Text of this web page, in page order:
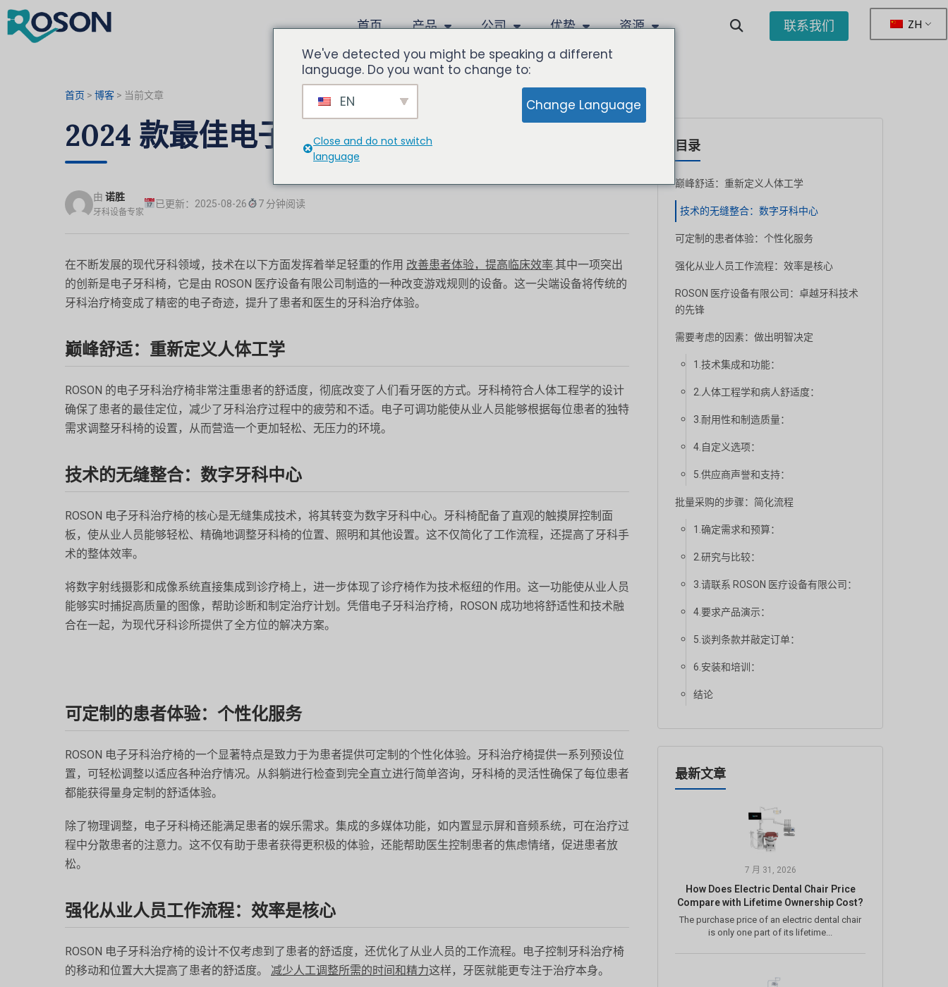
首页 产品 公司 优势 资源 联系我们 ZH
首页 > 博客 > 当前文章
2024 款最佳电子牙科椅：低成本、高品质
由 诺胜
牙科设备专家
已更新：2025-08-26 7 分钟阅读
在不断发展的现代牙科领域，技术在以下方面发挥着举足轻重的作用 改善患者体验，提高临床效率.其中一项突出
的创新是电子牙科椅，它是由 ROSON 医疗设备有限公司制造的一种改变游戏规则的设备。这一尖端设备将传统的
牙科治疗椅变成了精密的电子奇迹，提升了患者和医生的牙科治疗体验。
巅峰舒适：重新定义人体工学
ROSON 的电子牙科治疗椅非常注重患者的舒适度，彻底改变了人们看牙医的方式。牙科椅符合人体工程学的设计
确保了患者的最佳定位，减少了牙科治疗过程中的疲劳和不适。电子可调功能使从业人员能够根据每位患者的独特
需求调整牙科椅的设置，从而营造一个更加轻松、无压力的环境。
技术的无缝整合：数字牙科中心
ROSON 电子牙科治疗椅的核心是无缝集成技术，将其转变为数字牙科中心。牙科椅配备了直观的触摸屏控制面
板，使从业人员能够轻松、精确地调整牙科椅的位置、照明和其他设置。这不仅简化了工作流程，还提高了牙科手
术的整体效率。
将数字射线摄影和成像系统直接集成到诊疗椅上，进一步体现了诊疗椅作为技术枢纽的作用。这一功能使从业人员
能够实时捕捉高质量的图像，帮助诊断和制定治疗计划。凭借电子牙科治疗椅，ROSON 成功地将舒适性和技术融
合在一起，为现代牙科诊所提供了全方位的解决方案。
可定制的患者体验：个性化服务
ROSON 电子牙科治疗椅的一个显著特点是致力于为患者提供可定制的个性化体验。牙科治疗椅提供一系列预设位
置，可轻松调整以适应各种治疗情况。从斜躺进行检查到完全直立进行简单咨询，牙科椅的灵活性确保了每位患者
都能获得量身定制的舒适体验。
除了物理调整，电子牙科椅还能满足患者的娱乐需求。集成的多媒体功能，如内置显示屏和音频系统，可在治疗过
程中分散患者的注意力。这不仅有助于患者获得更积极的体验，还能帮助医生控制患者的焦虑情绪，促进患者放
松。
强化从业人员工作流程：效率是核心
ROSON 电子牙科治疗椅的设计不仅考虑到了患者的舒适度，还优化了从业人员的工作流程。电子控制牙科治疗椅
的移动和位置大大提高了患者的舒适度。 减少人工调整所需的时间和精力这样，牙医就能更专注于治疗本身。
目录
巅峰舒适：重新定义人体工学
技术的无缝整合：数字牙科中心
可定制的患者体验：个性化服务
强化从业人员工作流程：效率是核心
ROSON 医疗设备有限公司：卓越牙科技术
的先锋
需要考虑的因素：做出明智决定
1.技术集成和功能：
2.人体工程学和病人舒适度：
3.耐用性和制造质量：
4.自定义选项：
5.供应商声誉和支持：
批量采购的步骤：简化流程
1.确定需求和预算：
2.研究与比较：
3.请联系 ROSON 医疗设备有限公司：
4.要求产品演示：
5.谈判条款并敲定订单：
6.安装和培训：
结论
最新文章
7 月 31, 2026
How Does Electric Dental Chair Price
Compare with Lifetime Ownership Cost?
The purchase price of an electric dental chair
is only one part of its lifetime...
We've detected you might be speaking a different
language. Do you want to change to:
EN Change Language
Close and do not switch
language